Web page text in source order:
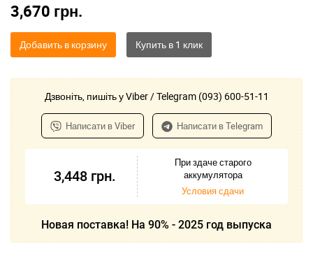
3,670 грн.
Добавить в корзину
Дзвоніть, пишіть у Viber / Telegram (093) 600-51-11
Написати в Viber Написати в Telegram
3,448 грн.
При здаче старого
аккумулятора
Условия сдачи
Новая поставка! На 90% - 2025 год выпуска